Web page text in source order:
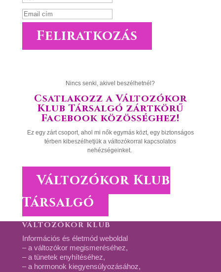
Feliratkozás
Nincs senki, akivel beszélhetnél?
Csatlakozz a Változókor
Klub Társalgó zártkörű
Facebook közösséghez!
Ez egy zárt csoport, ahol mi nők egymás közt, egy biztonságos
térben kibeszélhetjük a változókorral kapcsolatos
nehézségeinket.
Változókor Klub
Társalgó
VÁLTOZÓKOR KLUB
Információs és életmód weboldal
– a változókor megismeréséhez,
– a tünetek enyhítéséhez,
– a hormonok kiegyensúlyozásához,